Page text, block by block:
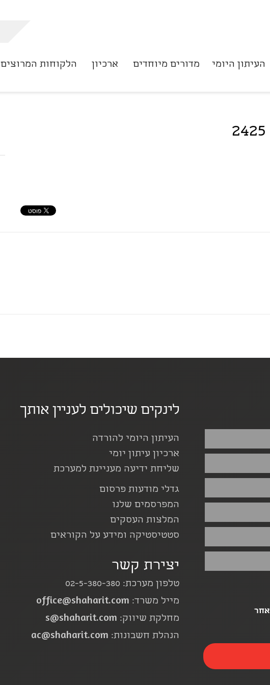
העיתון היומי מדורים מיוחדים ארכיון הלקוחות המרוצים
אחר
לינקים שיכולים לעניין אותך
העיתון היומי להורדה
ארכיון עיתון יומי
שליחת ידיעה מעניינת למערכת
גדלי מודעות פרסום
המפרסמים שלנו
המלצות העסקים
סטטיסטיקה ומידע על הקוראים
יצירת קשר
טלפון מערכת: 02-5-380-380
מייל משרד: office@shaharit.com
מחלקת שיווק: s@shaharit.com
הנהלת חשבונות: ac@shaharit.com